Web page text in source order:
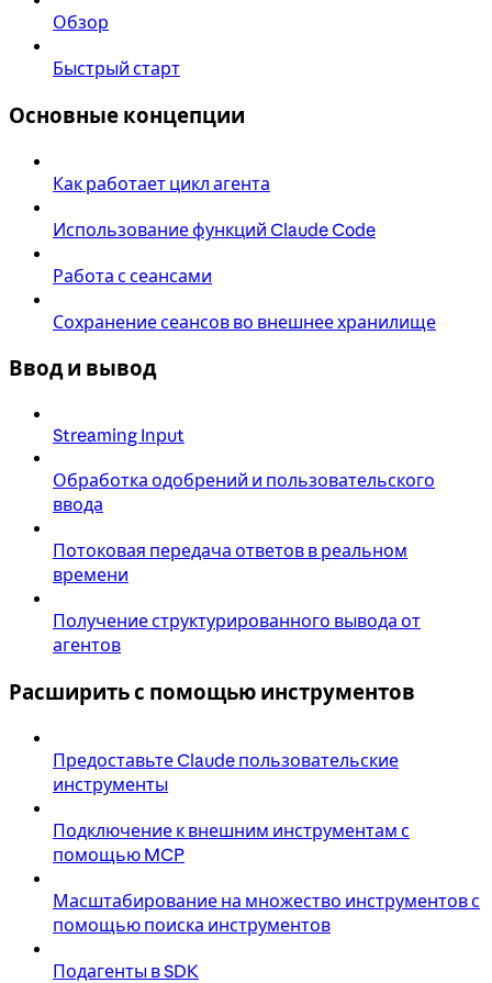
Обзор
Быстрый старт
Основные концепции
Как работает цикл агента
Использование функций Claude Code
Работа с сеансами
Сохранение сеансов во внешнее хранилище
Ввод и вывод
Streaming Input
Обработка одобрений и пользовательского
ввода
Потоковая передача ответов в реальном
времени
Получение структурированного вывода от
агентов
Расширить с помощью инструментов
Предоставьте Claude пользовательские
инструменты
Подключение к внешним инструментам с
помощью MCP
Масштабирование на множество инструментов с
помощью поиска инструментов
Подагенты в SDK